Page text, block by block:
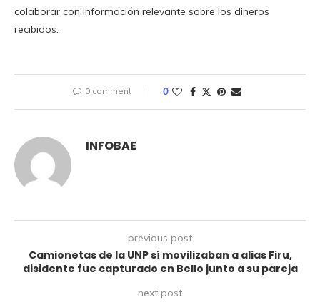
colaborar con información relevante sobre los dineros
recibidos.
0 comment 0
INFOBAE
previous post
Camionetas de la UNP sí movilizaban a alias Firu,
disidente fue capturado en Bello junto a su pareja
next post